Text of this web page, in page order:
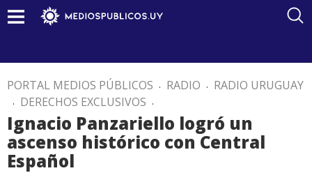
PORTAL MEDIOS PÚBLICOS . RADIO . RADIO URUGUAY
. DERECHOS EXCLUSIVOS .
Ignacio Panzariello logró un
ascenso histórico con Central
Español